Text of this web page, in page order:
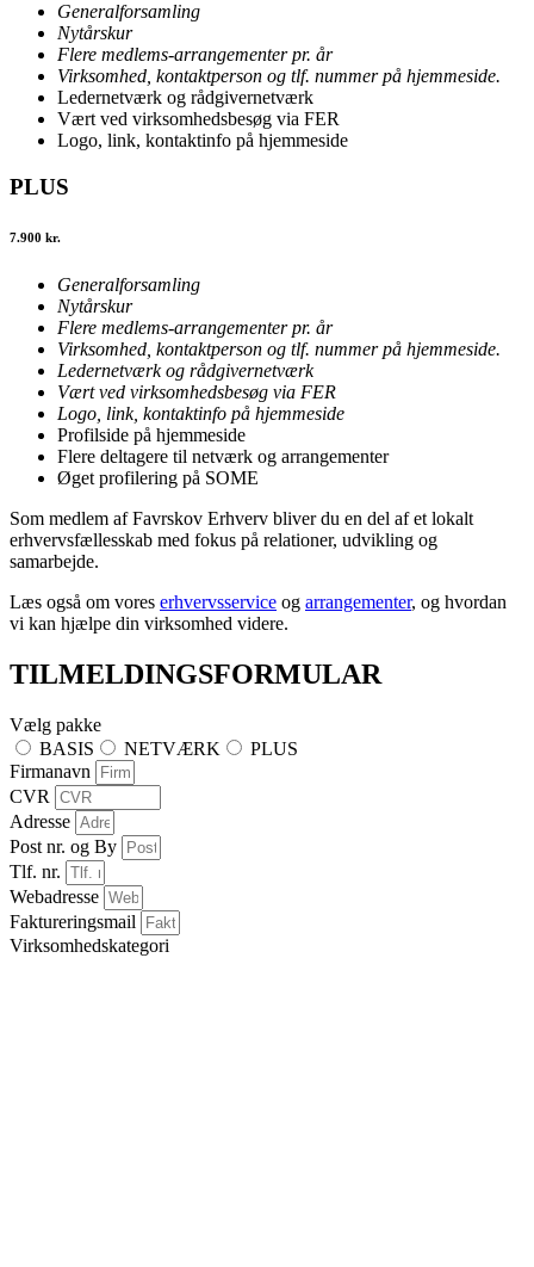
Generalforsamling
Nytårskur
Flere medlems-arrangementer pr. år
Virksomhed, kontaktperson og tlf. nummer på hjemmeside.
Ledernetværk og rådgivernetværk
Vært ved virksomhedsbesøg via FER
Logo, link, kontaktinfo på hjemmeside
PLUS
7.900 kr.
Generalforsamling
Nytårskur
Flere medlems-arrangementer pr. år
Virksomhed, kontaktperson og tlf. nummer på hjemmeside.
Ledernetværk og rådgivernetværk
Vært ved virksomhedsbesøg via FER
Logo, link, kontaktinfo på hjemmeside
Profilside på hjemmeside
Flere deltagere til netværk og arrangementer
Øget profilering på SOME
Som medlem af Favrskov Erhverv bliver du en del af et lokalt
erhvervsfællesskab med fokus på relationer, udvikling og
samarbejde.
Læs også om vores erhvervsservice og arrangementer, og hvordan
vi kan hjælpe din virksomhed videre.
TILMELDINGSFORMULAR
Vælg pakke
BASIS
NETVÆRK
PLUS
Firmanavn
CVR
Adresse
Post nr. og By
Tlf. nr.
Webadresse
Faktureringsmail
Virksomhedskategori